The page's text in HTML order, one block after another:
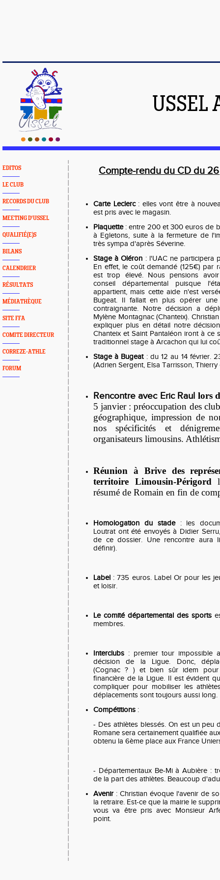
USSEL
EDITOS
LE CLUB
RECORDS DU CLUB
MEETING D'USSEL
QUALIFIÉ(E)S
BILANS
CALENDRIER
RÉSULTATS
MÉDIATHÈQUE
SITE FFA
COMITE DIRECTEUR
CORREZE-ATHLE
FORUM
Compte-rendu du CD du
Carte Leclerc: elles vont être à
est pris avec le magasin.
Plaquette : entre 200 et 300 euros de
à Egletons, suite à la fermeture de
très sympa d'après Séverine.
Stage à Oléron : l'UAC ne participera
En effet, le coût demandé (125€) par
est trop élevé. Nous pensions
conseil départemental puisque
appartient, mais cette aide n'est
Bugeat. Il fallait en plus opérer une
contraignante. Notre décision a
Mylène Montagnac (Chanteix).
expliquer plus en détail notre
Chanteix et Saint Pantaléon iront à ce
traditionnel stage à Arcachon qui lui
Stage à Bugeat: du 12 au 14 février.
(Adrien Sergent, Elsa Tarrisson, Thierry
Rencontre avec Eric Raul lors
5 janvier : préoccupation des
géographique, impression de
nos spécificités et
organisateurs limousins.
Réunion à Brive des
territoire Limousin-Périgord
résumé de Romain en fin de
Homologation du stade: les
Loutrat ont été envoyés à Didier
de ce dossier. Une rencontre aura
définir).
Label : 735 euros. Label Or pour les
et loisir.
Le comité départemental des sports
membres.
Interclubs : premier tour impossible
décision de la Ligue. Donc,
(Cognac ? ) et bien sûr idem
financière de la Ligue. Il est évident
compliquer pour mobiliser les
déplacements sont toujours aussi long.
Compétitions :
- Des athlètes blessés. On est un peu
Romane sera certainement qualifiée
obtenu la 6ème place aux France
- Départementaux Be-Mi à Aubière :
de la part des athlètes. Beaucoup
Avenir : Christian évoque l'avenir de
la retraire. Est-ce que la mairie le
vous va être pris avec Monsieur
point.